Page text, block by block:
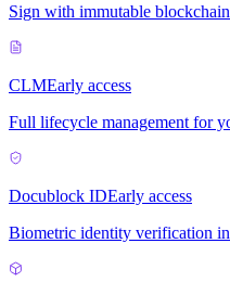
Sign with immutable
CLMEarly access
Full lifecycle management for
Docublock IDEarly access
Biometric identity verification